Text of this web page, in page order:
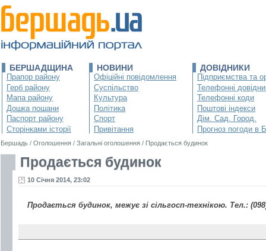
БЕРШАДЩИНА
Прапор району
Герб району
Мапа району
Дошка пошани
Паспорт району
Сторінками історії
НОВИНИ
Офіційні повідомлення
Суспільство
Культура
Політика
Спорт
Привітання
ДОВІДНИКИ
Підприємства та
Телефонні
Телефонні коди
Поштові індекси
Дім. Сад. Город.
Прогноз погоди в
Бершадь / Оголошення / Загальні оголошення / Продається будинок
Продається будинок
10 Січня 2014, 23:02
Продається будинок, межує зі сільгосп-технікою. Тел.: